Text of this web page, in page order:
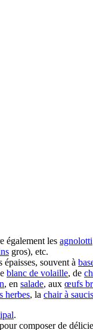
également les agnolotti
gros), etc.
souvent à
blanc de volaille, de
, en salade, aux œufs
herbes, la chair à
.
pour composer de